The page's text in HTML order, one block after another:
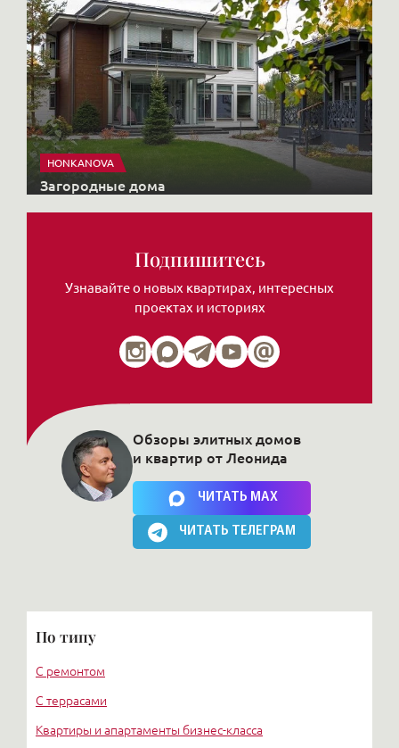
HONKANOVA
Загородные дома
Подпишитесь
Узнавайте о новых квартирах, интересных
проектах и историях
Нажимая на кнопку, Вы соглашаетесь c политикой сайта
Обзоры элитных домов
и квартир от Леонида
ЧИТАТЬ MAX
ЧИТАТЬ ТЕЛЕГРАМ
По типу
С ремонтом
С террасами
Квартиры и апартаменты бизнес-класса